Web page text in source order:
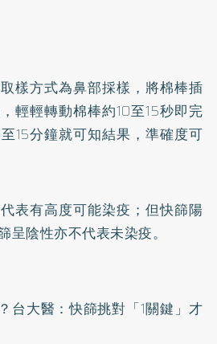
樣方式為鼻部採樣，將棉棒插
輕輕轉動棉棒約10至15秒即完
15分鐘就可知結果，準確度可
表有高度可能染疫；但快篩陽
呈陰性亦不代表未染疫。
台大醫：快篩挑對「1關鍵」才